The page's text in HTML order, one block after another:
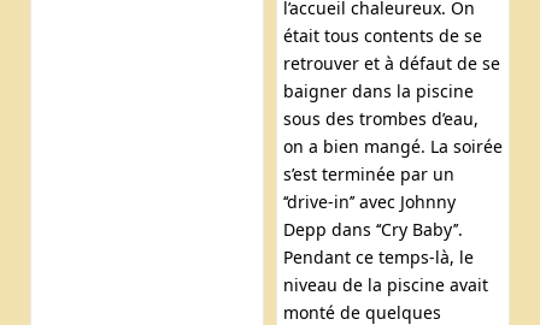
l’accueil chaleureux. On
était tous contents de se
retrouver et à défaut de se
baigner dans la piscine
sous des trombes d’eau,
on a bien mangé. La soirée
s’est terminée par un
‘‘drive-in’’ avec Johnny
Depp dans ‘‘Cry Baby’’.
Pendant ce temps-là, le
niveau de la piscine avait
monté de quelques